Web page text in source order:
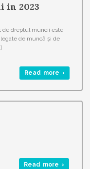
in 2023
de dreptul muncii este
de muncă și de
Read more ›
Read more ›